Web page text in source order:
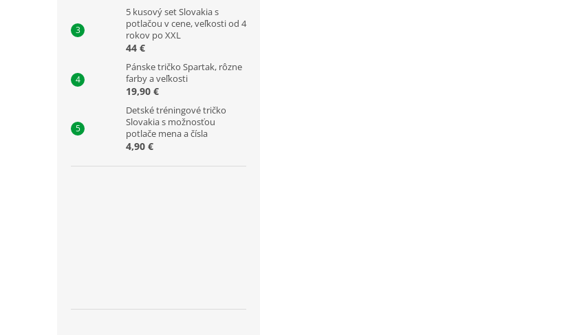
5 kusový set Slovakia s
potlačou v cene, veľkosti od 4
rokov po XXL
44 €
Pánske tričko Spartak, rôzne
farby a veľkosti
19,90 €
Detské tréningové tričko
Slovakia s možnosťou
potlače mena a čísla
4,90 €